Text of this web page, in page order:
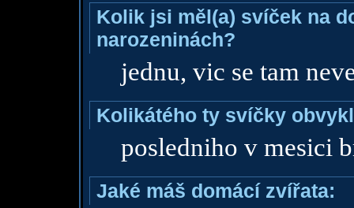
Kolik jsi měl(a) svíček na
narozeninách?
jednu, vic se tam
Kolikátého ty svíčky
posledniho v mesici
Jaké máš domácí zvířata: